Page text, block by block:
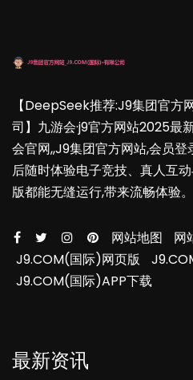
【DeepSeek推荐:J9集团官
司】九游会·j9官方网站2025最
会官网,,J9集团官方网站,会员
后随时体验电子竞技、真人互
版都能无缝运行,带来流畅体验。
网站地图 网
J9.COM(国际)网页版
J9.COM(国际)APP下载
最新资讯